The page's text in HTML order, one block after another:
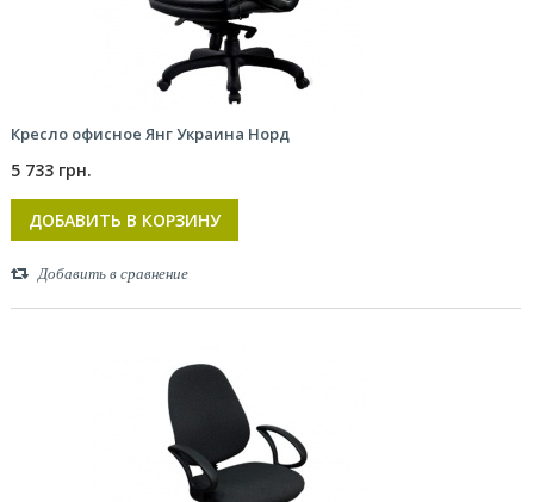
Кресло офисное Янг Украина Норд
5 733 грн.
ДОБАВИТЬ В КОРЗИНУ
Добавить в сравнение